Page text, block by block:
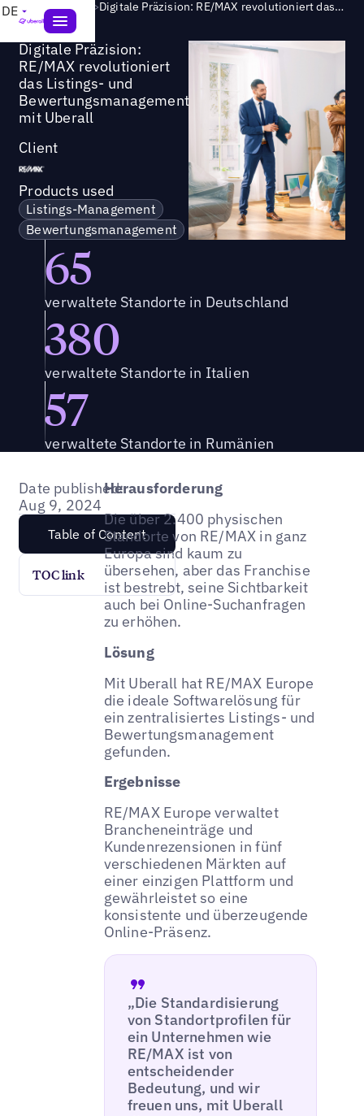
DE Success Story > Digitale Präzision: RE/MAX revolutioniert das Listings- und Bewertungsmanagement mit Uberall
Digitale Präzision:
RE/MAX revolutioniert
das Listings- und
Bewertungsmanagement
mit Uberall
Client
Products used
Listings-Management
Bewertungsmanagement
65
verwaltete Standorte in Deutschland
380
verwaltete Standorte in Italien
57
verwaltete Standorte in Rumänien
Date published:
Aug 9, 2024
Table of Content
TOC link
Herausforderung
Die über 2.400 physischen
Standorte von RE/MAX in ganz
Europa sind kaum zu
übersehen, aber das Franchise
ist bestrebt, seine Sichtbarkeit
auch bei Online-Suchanfragen
zu erhöhen.
Lösung
Mit Uberall hat RE/MAX Europe
die ideale Softwarelösung für
ein zentralisiertes Listings- und
Bewertungsmanagement
gefunden.
Ergebnisse
RE/MAX Europe verwaltet
Brancheneinträge und
Kundenrezensionen in fünf
verschiedenen Märkten auf
einer einzigen Plattform und
gewährleistet so eine
konsistente und überzeugende
Online-Präsenz.
„Die Standardisierung
von Standortprofilen für
ein Unternehmen wie
RE/MAX ist von
entscheidender
Bedeutung, und wir
freuen uns, mit Uberall